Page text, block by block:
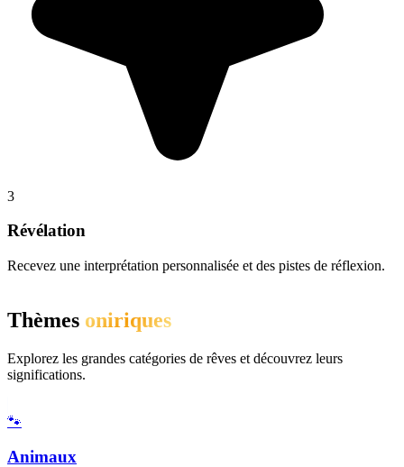
3
Révélation
Recevez une interprétation personnalisée et des pistes de réflexion.
Thèmes oniriques
Explorez les grandes catégories de rêves et découvrez leurs
significations.
🐾
Animaux